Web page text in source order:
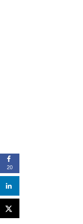
20